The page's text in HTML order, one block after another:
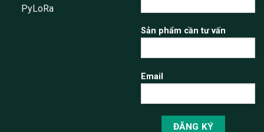
PyLoRa
Sản phẩm cần tư vấn
Email